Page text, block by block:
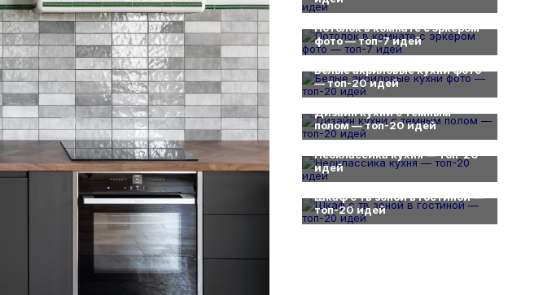
Потолок в комнате с эркером
фото — топ-7 идей
Белые акриловые кухни фото
— топ-20 идей
Дизайн кухни с темным
полом — топ-20 идей
Неоклассика кухня — топ-20
идей
Шкаф с тв зоной в гостиной —
топ-20 идей